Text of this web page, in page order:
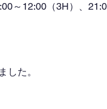
～12:00（3H）、
した。